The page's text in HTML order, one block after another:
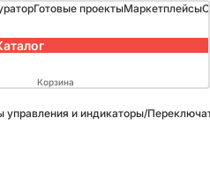
Готовые проектыМаркетплейсы
Корзина
управления и индикаторы/